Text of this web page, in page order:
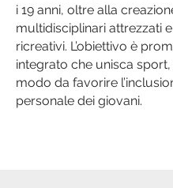
i 19 anni, oltre alla
multidisciplinari attrezzati
ricreativi. L’obiettivo è
integrato che unisca
modo da favorire
personale dei giovani.